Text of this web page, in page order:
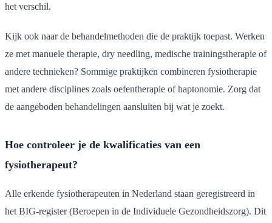
het verschil.
Kijk ook naar de behandelmethoden die de praktijk toepast. Werken
ze met manuele therapie, dry needling, medische trainingstherapie of
andere technieken? Sommige praktijken combineren fysiotherapie
met andere disciplines zoals oefentherapie of haptonomie. Zorg dat
de aangeboden behandelingen aansluiten bij wat je zoekt.
Hoe controleer je de kwalificaties van een
fysiotherapeut?
Alle erkende fysiotherapeuten in Nederland staan geregistreerd in
het BIG-register (Beroepen in de Individuele Gezondheidszorg). Dit